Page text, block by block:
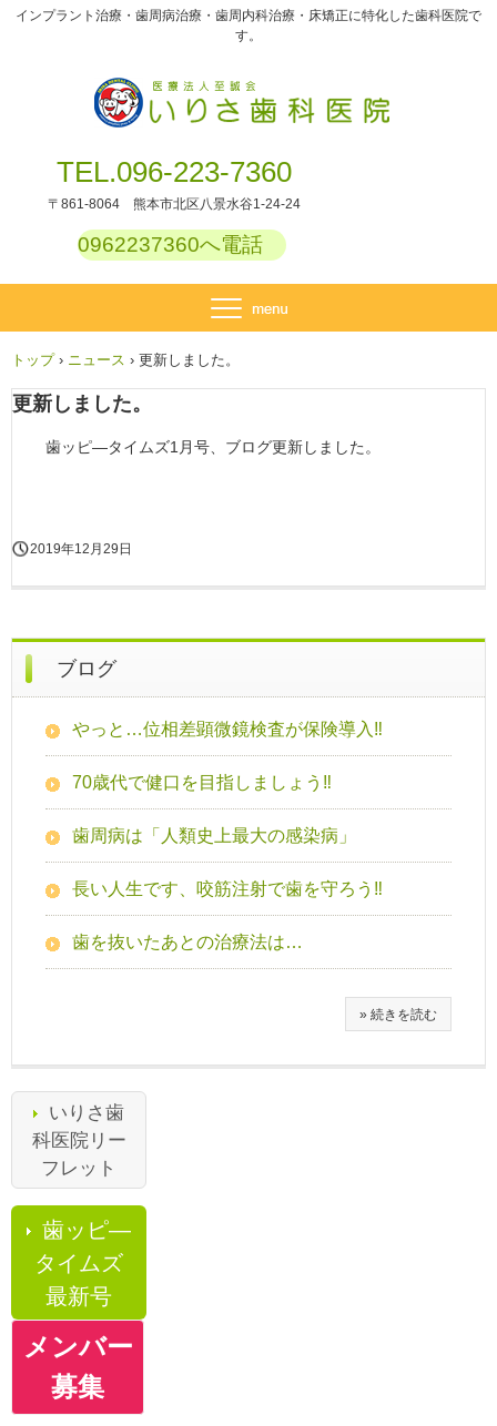
インプラント治療・歯周病治療・歯周内科治療・床矯正に特化した歯科医院で
す。
TEL.096-223-7360
〒861-8064 熊本市北区八景水谷1-24-24
0962237360へ電話
トップ › ニュース › 更新しました。
更新しました。
歯ッピ―タイムズ1月号、ブログ更新しました。
2019年12月29日
ブログ
やっと…位相差顕微鏡検査が保険導入‼
70歳代で健口を目指しましょう‼
歯周病は「人類史上最大の感染病」
長い人生です、咬筋注射で歯を守ろう‼
歯を抜いたあとの治療法は…
» 続きを読む
いりさ歯
科医院リー
フレット
歯ッピ―
タイムズ
最新号
メンバー
募集